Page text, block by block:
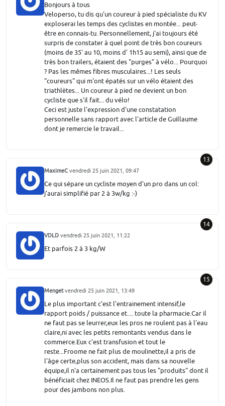
Bonjours à tous
Veloperso, tu dis qu'un coureur à pied spécialiste du KV
exploserai les temps des cyclistes en montée... peut-
être en connais-tu. Personnellement, j'ai toujours été
surpris de constater à quel point de très bon coureurs
(moins de 35' au 10, moins d' 1h15 au semi), ainsi que de
très bon trailers, étaient des "purges" à vélo... Pourquoi
? Pas les mêmes fibres musculaires...! Les seuls
"coureurs" qui m'ont épatés sur un vélo étaient des
triathlètes... Un coureur à pied ne devient un bon
cycliste que s'il fait... du vélo!
Ceci est juste l'expression d'une constatation
personnelle sans rapport avec l'article de Guillaume
dont je remercie le travail...
13
MaximeC vendredi 25 juin 2021, 09:47
Ce qui sépare un cycliste moyen d'un pro dans un col:
j'aurai simplifié par 2 à 3w/kg :-)
14
VDLD vendredi 25 juin 2021, 11:22
Et parfois 2 à 3 kg/W
15
Mengetvendredi 25 juin 2021, 13:49
Le plus important c'est l'entrainement intensif,le
rapport poids / puissance et.... toute la pharmacie.Car il
ne faut pas se leurrer,eux les pros ne roulent pas à l'eau
claire,ni avec les petits remontants vendus dans le
commerce.Eux c'est transfusion et tout le
reste...Froome ne fait plus de moulinette,il a pris de
l'âge certe,plus son accident, mais dans sa nouvelle
équipe,il n'a certainement pas tous les "produits" dont il
bénéficiait chez INEOS.Il ne faut pas prendre les gens
pour des jambons non plus.